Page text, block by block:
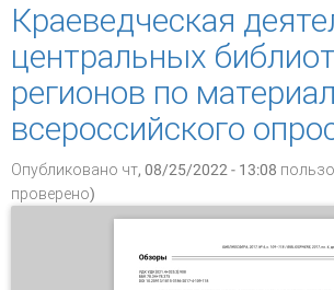
Краеведческая
центральных
регионов по
всероссийского
Опубликовано чт, 08/25/2022 - 13:08
проверено)